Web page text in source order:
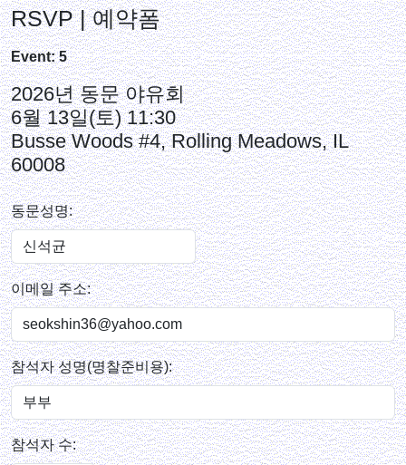
RSVP | 예약폼
Event: 5
2026년 동문 야유회
6월 13일(토) 11:30
Busse Woods #4, Rolling Meadows, IL
60008
동문성명:
이메일 주소:
참석자 성명(명찰준비용):
참석자 수: